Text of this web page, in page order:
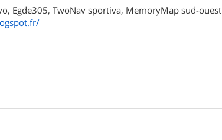
Egde305, TwoNav sportiva, MemoryMap sud-ouest